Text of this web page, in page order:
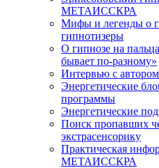
МЕТАИССКРА
Мифы и легенды о
гипнотизеры
О гипнозе на
бывает по-разному»
Интервью с
Энергетические
программы
Энергетические
Поиск пропавших
экстрасенсорику
Практическая
МЕТАИССКРА